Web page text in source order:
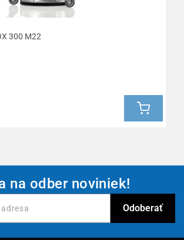
300 M22
na odber noviniek!